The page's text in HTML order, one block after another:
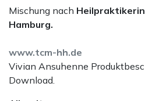
Mischung nach
Hamburg.
www.tcm-hh.de
Vivian Ansuhenne
Download.